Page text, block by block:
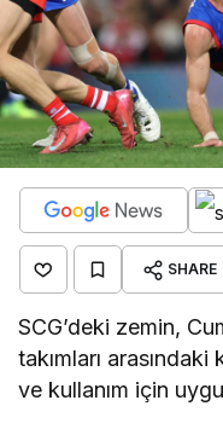
SHARE
SCG’deki zemin,
takımları arasındaki
ve kullanım için